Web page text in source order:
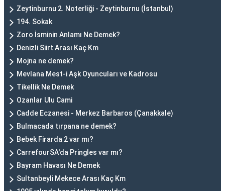
Zeytinburnu 2. Noterliği - Zeytinburnu (İstanbul)
194. Sokak
Zoro İsminin Anlamı Ne Demek?
Denizli Siirt Arası Kaç Km
Mojna ne demek?
Mevlana Mest-i Aşk Oyuncuları ve Kadrosu
Tikellik Ne Demek
Ozanlar Ulu Cami
Cadde Eczanesi - Merkez Barbaros (Çanakkale)
Bulmacada tırpana ne demek?
Bebek Firarda 2 var mı?
CarrefourSA'da Pringles var mı?
Bayram Havası Ne Demek
Sultanbeyli Mekece Arası Kaç Km